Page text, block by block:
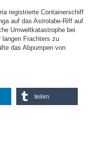
registrierte Containerschiff
auf das Astrolabe-Riff auf
Umweltkatastrophe bei
langen Frachters zu
das Abpumpen von
teilen